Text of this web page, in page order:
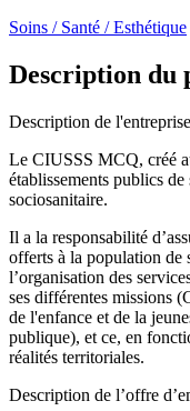
Soins / Santé / Esthétique
Description du
Description de l'entreprise
Le CIUSSS MCQ, créé
établissements publics
sociosanitaire.
Il a la responsabilité
offerts à la population de
l’organisation des
ses différentes missions
de l'enfance et de la
publique), et ce, en
réalités territoriales.
Description de l’offre